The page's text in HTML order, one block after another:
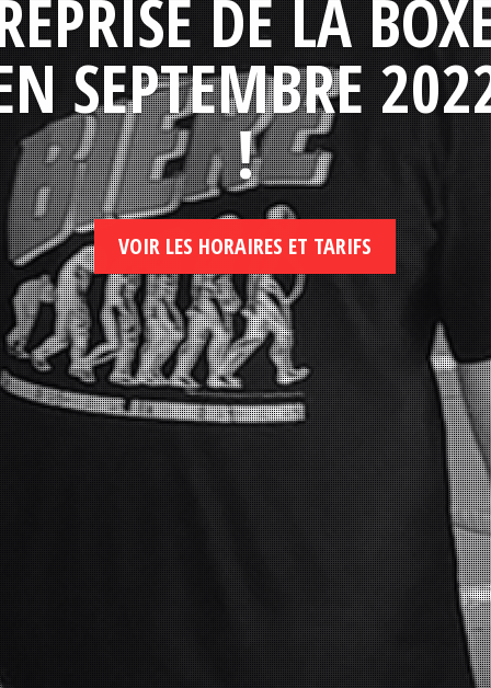
DE LA
SEPTEMBRE
!
VOIR LES HORAIRES ET TARIFS